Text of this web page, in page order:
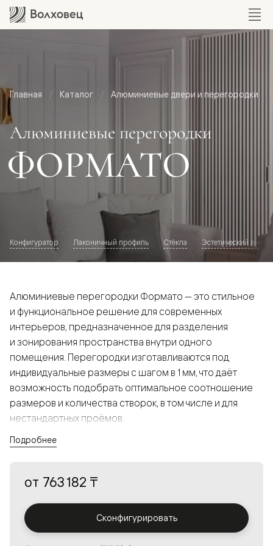
Главная Каталог Алюминиевые двери и перегородки
Алюминиевые перегородки
ФОРМАТО
Конфигуратор Лаконичный профиль Стёкла Эстетический
Алюминиевые перегородки Формато — это стильное
и функциональное решение для современных
интерьеров, предназначенное для разделения
и зонирования пространства внутри одного
помещения. Перегородки изготавливаются под
индивидуальные размеры с шагом в 1 мм, что даёт
возможность подобрать оптимальное соотношение
размеров и количества створок, в том числе и для
нестандартных проёмов.
а большой выбор вставок из стекла с различными
решения в интерьере и варьировать освещённость.
Подробнее
от 763 182 ₸
Сконфигурировать